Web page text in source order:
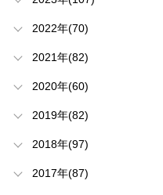
2022年(70)
2021年(82)
2020年(60)
2019年(82)
2018年(97)
2017年(87)